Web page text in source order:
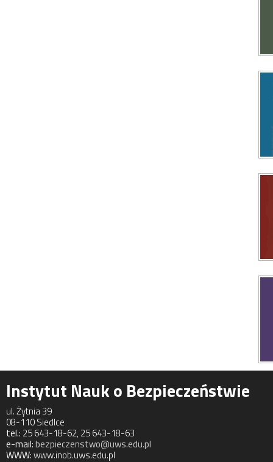
Instytut Nauk o Bezpieczeństwie
ul. Żytnia 39
08-110 Siedlce
tel.: 25 643-18-62, 25 643-18-63
e-mail:bezpieczenstwo@uws.edu.pl
WWW:www.inob.uws.edu.pl